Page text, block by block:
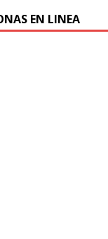
EN LINEA